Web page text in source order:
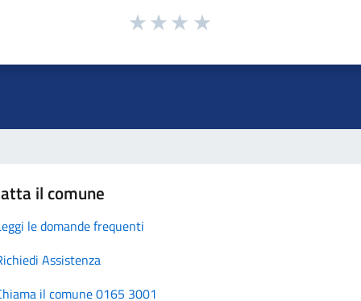
il comune
le domande frequenti
Assistenza
il comune 0165 3001